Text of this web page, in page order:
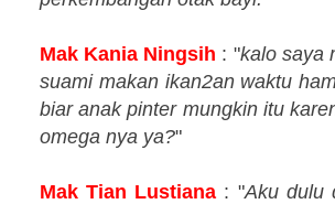
Mak Kania Ningsih : "kalo saya
suami makan ikan2an waktu
biar anak pinter mungkin itu
omega nya ya?"
Mak Tian Lustiana : "Aku dulu